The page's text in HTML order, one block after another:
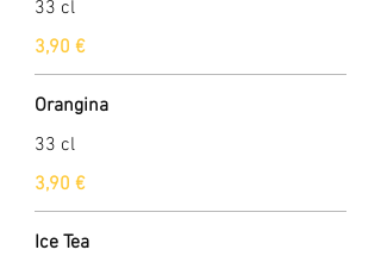
33 cl
3,90 €
Orangina
33 cl
3,90 €
Ice Tea